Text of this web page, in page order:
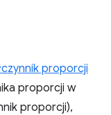
proporcji
proporcji w
proporcji),